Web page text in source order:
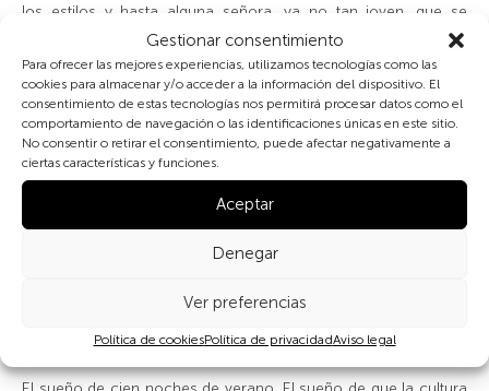
Gestionar consentimiento
Para ofrecer las mejores experiencias, utilizamos tecnologías como las
cookies para almacenar y/o acceder a la información del dispositivo. El
consentimiento de estas tecnologías nos permitirá procesar datos como el
comportamiento de navegación o las identificaciones únicas en este sitio.
No consentir o retirar el consentimiento, puede afectar negativamente a
ciertas características y funciones.
Aceptar
Denegar
Ver preferencias
Política de cookiesPolítica de privacidadAviso legal
los estilos y hasta alguna señora, ya no tan joven, que se
anima a cantar. Un trampolín a la fama, al menos en el barrio.
Este formato ha gustado mucho, incluso fuera de nuestro
ámbito, y hasta lo están llevando a cabo en otros huertos de
Madrid.
Pero si elTomato talentes un día especial en cada edición, en
2024 tuvimos otro, no menos especial: el viernes que
cumplimos cien noches. Fue el viernes 21 de junio.
Preparamos muchas cosas con nuestra marca: mucho amor
repetimos la primera actuación, la del 20 de mayo de 2016,
con nuestro vecino, el cantautor Rafa Sanchez. Todo muy